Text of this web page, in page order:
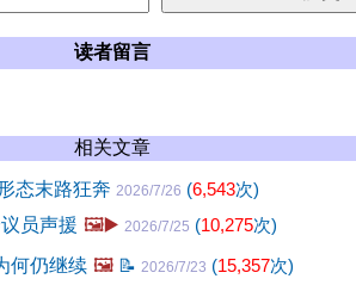
读者留言
相关文章
态末路狂奔 2026/7/26 (6,543次)
员声援 🖼️▶️ 2026/7/25 (10,275次)
何仍继续 🖼️ 📝 2026/7/23 (15,357次)